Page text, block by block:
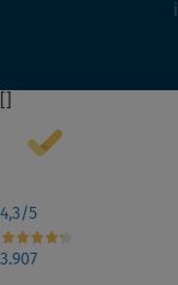
4,3 /5
3.907